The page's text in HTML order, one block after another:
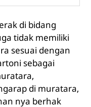
di bidang
tidak memiliki
sesuai dengan
sebagai
di muratara,
nya berhak